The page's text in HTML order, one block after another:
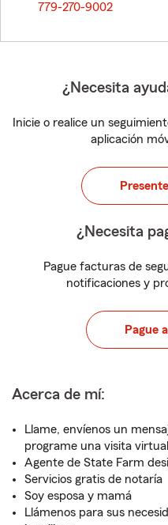
779-270-9002
¿Necesita
Inicie o realice un
aplicación
¿Necesita
Pague facturas de
notificaciones y
Pague
Acerca de mí:
Llame, envíenos un
programe una visita virtual
Agente de State Farm
Servicios gratis de notaría
Soy esposa y mamá
Llámenos para sus